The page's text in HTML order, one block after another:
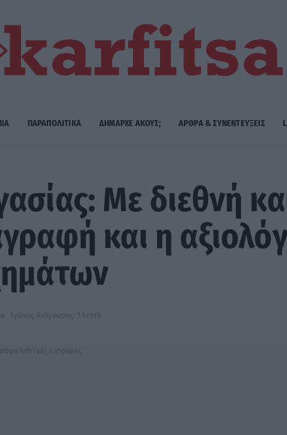
ΠΑΡΑΠΟΛΙΤΙΚΑ ΔΗΜΑΡΧE ΑΚΟΥΣ; ΑΡΘΡΑ & ΣΥΝΕΝΤΕΥΞΕΙΣ
Με διεθνή
και η
Χρόνος Ανάγνωσης: 1 λεπτό